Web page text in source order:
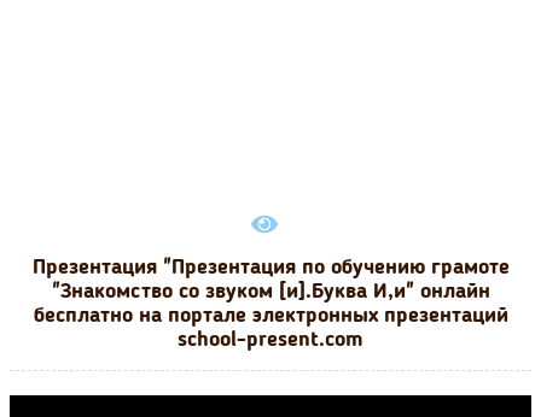
Презентация "Презентация по обучению грамоте
"Знакомство со звуком [и].Буква И,и" онлайн
бесплатно на портале электронных презентаций
school-present.com